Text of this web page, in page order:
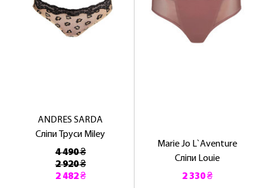
ANDRES SARDA
Сліпи Труси Miley
4 490 ₴
2 920 ₴
2 482 ₴
Marie Jo L`Aventure
Сліпи Louie
2 330 ₴